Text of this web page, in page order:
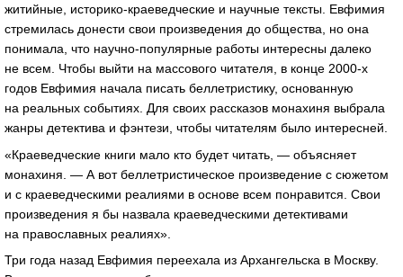
житийные, историко-краеведческие и научные тексты. Евфимия
стремилась донести свои произведения до общества, но она
понимала, что научно-популярные работы интересны далеко
не всем. Чтобы выйти на массового читателя, в конце 2000-х
годов Евфимия начала писать беллетристику, основанную
на реальных событиях. Для своих рассказов монахиня выбрала
жанры детектива и фэнтези, чтобы читателям было интересней.
«Краеведческие книги мало кто будет читать, — объясняет
монахиня. — А вот беллетристическое произведение с сюжетом
и с краеведческими реалиями в основе всем понравится. Свои
произведения я бы назвала краеведческими детективами
на православных реалиях».
Три года назад Евфимия переехала из Архангельска в Москву.